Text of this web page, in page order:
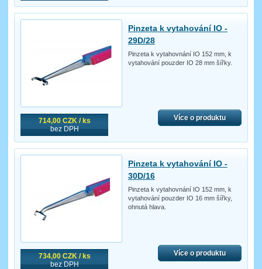
714,00 CZK / ks
bez DPH
Pinzeta k vytahování IO -
29D/28
Pinzeta k vytahovnání IO 152 mm, k
vytahování pouzder IO 28 mm šířky.
Více o produktu
734,00 CZK / ks
bez DPH
Pinzeta k vytahování IO -
30D/16
Pinzeta k vytahovnání IO 152 mm, k
vytahování pouzder IO 16 mm šířky,
ohnutá hlava.
Více o produktu